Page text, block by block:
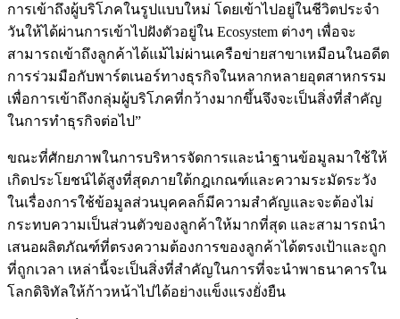
การเข้าถึงผู้บริโภคในรูปแบบใหม่ โดยเข้าไปอยู่ในชีวิตประจำ
วันให้ได้ผ่านการเข้าไปฝังตัวอยู่ใน Ecosystem ต่างๆ เพื่อจะ
สามารถเข้าถึงลูกค้าได้แม้ไม่ผ่านเครือข่ายสาขาเหมือนในอดีต
การร่วมมือกับพาร์ตเนอร์ทางธุรกิจในหลากหลายอุตสาหกรรม
เพื่อการเข้าถึงกลุ่มผู้บริโภคที่กว้างมากขึ้นจึงจะเป็นสิ่งที่สำคัญ
ในการทำธุรกิจต่อไป”
ขณะที่ศักยภาพในการบริหารจัดการและนำฐานข้อมูลมาใช้ให้
เกิดประโยชน์ได้สูงที่สุดภายใต้กฎเกณฑ์และความระมัดระวัง
ในเรื่องการใช้ข้อมูลส่วนบุคคลก็มีความสำคัญและจะต้องไม่
กระทบความเป็นส่วนตัวของลูกค้าให้มากที่สุด และสามารถนำ
เสนอผลิตภัณฑ์ที่ตรงความต้องการของลูกค้าได้ตรงเป้าและถูก
ที่ถูกเวลา เหล่านี้จะเป็นสิ่งที่สำคัญในการที่จะนำพาธนาคารใน
โลกดิจิทัลให้ก้าวหน้าไปได้อย่างแข็งแรงยั่งยืน